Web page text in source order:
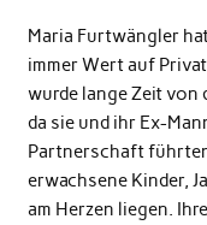
Maria Furtwängler
immer Wert auf
wurde lange Zeit
da sie und ihr Ex-
Partnerschaft
erwachsene Kinder,
am Herzen liegen.